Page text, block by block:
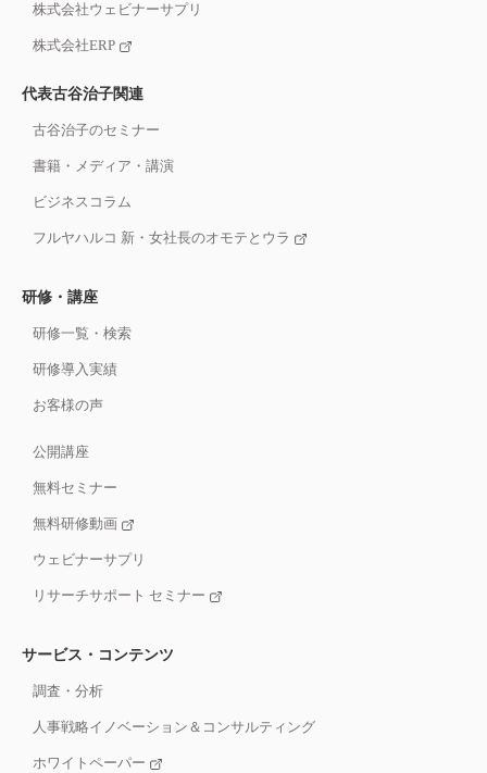
株式会社ウェビナーサプリ
株式会社ERP
代表古谷治子関連
古谷治子のセミナー
書籍・メディア・講演
ビジネスコラム
フルヤハルコ 新・女社長のオモテとウラ
研修・講座
研修一覧・検索
研修導入実績
お客様の声
公開講座
無料セミナー
無料研修動画
ウェビナーサプリ
リサーチサポート セミナー
サービス・コンテンツ
調査・分析
人事戦略イノベーション＆コンサルティング
ホワイトペーパー